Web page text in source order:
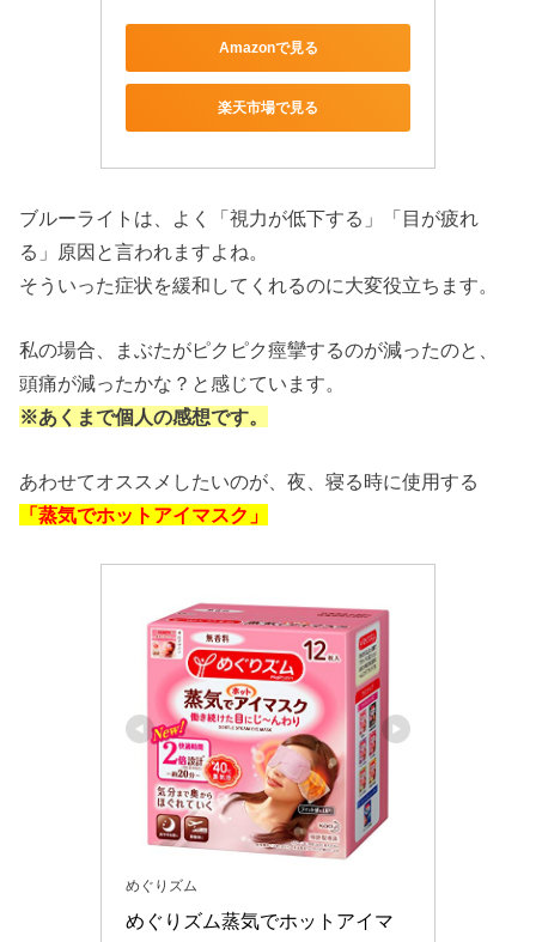
Amazonで見る
楽天市場で見る
ブルーライトは、よく「視力が低下する」「目が疲れ
る」原因と言われますよね。
そういった症状を緩和してくれるのに大変役立ちます。
私の場合、まぶたがピクピク痙攣するのが減ったのと、
頭痛が減ったかな？と感じています。
※あくまで個人の感想です。
あわせてオススメしたいのが、夜、寝る時に使用する
「蒸気でホットアイマスク」
めぐりズム
めぐりズム蒸気でホットアイマ